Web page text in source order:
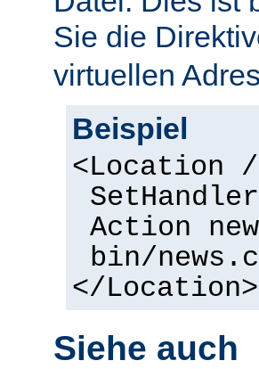
Sie die
virtuellen
Beispiel
<Location /
Action
bin/
</Location>
Siehe auch